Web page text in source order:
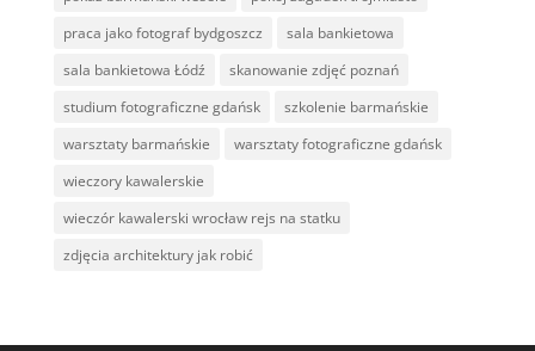
praca jako fotograf bydgoszcz
sala bankietowa
sala bankietowa Łódź
skanowanie zdjęć poznań
studium fotograficzne gdańsk
szkolenie barmańskie
warsztaty barmańskie
warsztaty fotograficzne gdańsk
wieczory kawalerskie
wieczór kawalerski wrocław rejs na statku
zdjęcia architektury jak robić